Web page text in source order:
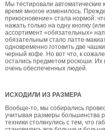
Мы тестировали
время многое изменилось.
прикосновение» стала нормой:
нажать только на одну кнопку
ассортимент «обязательных»
обязательным стало латте-
одновременно готовить две
черный кофе. Но вот что, к
остались предметом роскоши. Их
очень обеспеченных людей.
ИСХОДИЛИ ИЗ РАЗМЕРА
Вообще-то, мы собирались
учитывая размеры большинства
техники столкнулись с тем, что